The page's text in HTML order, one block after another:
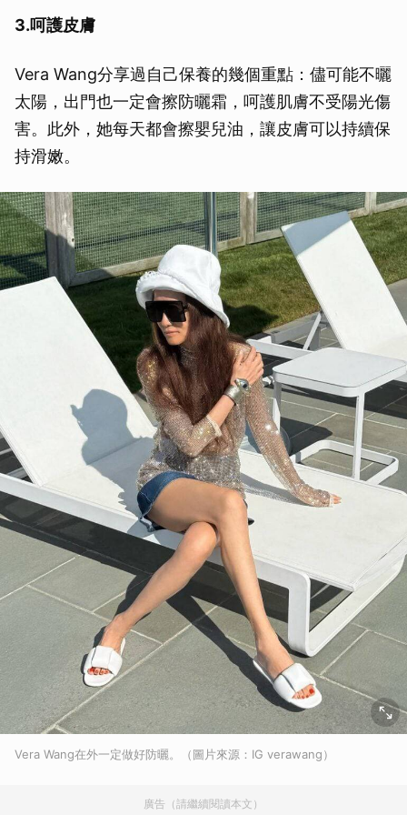
3.呵護皮膚
Vera Wang分享過自己保養的幾個重點：儘可能不曬
太陽，出門也一定會擦防曬霜，呵護肌膚不受陽光傷
害。此外，她每天都會擦嬰兒油，讓皮膚可以持續保
持滑嫩。
Vera Wang在外一定做好防曬。（圖片來源：IG verawang）
廣告（請繼續閱讀本文）